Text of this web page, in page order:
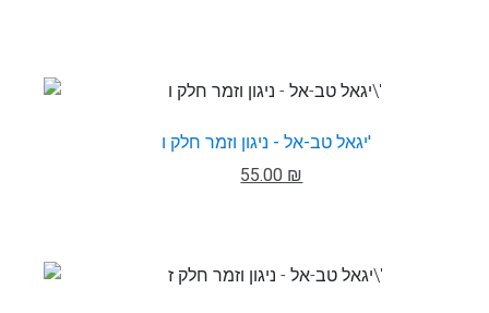
יגאל טב-אל - ניגון וזמר חלק ו'
55.00 ₪